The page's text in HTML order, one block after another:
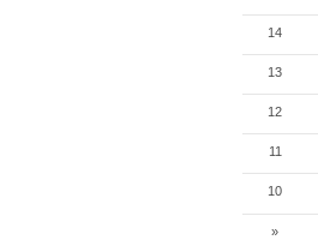
14
13
12
11
10
»